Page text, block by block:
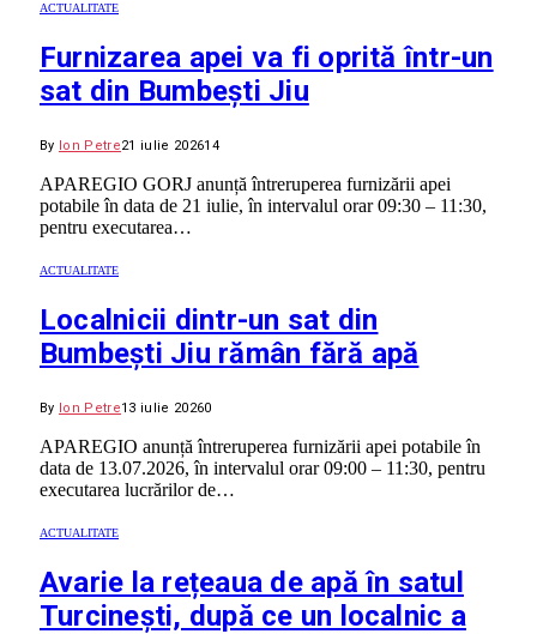
ACTUALITATE
Furnizarea apei va fi oprită într-un
sat din Bumbești Jiu
By Ion Petre21 iulie 202614
APAREGIO GORJ anunță întreruperea furnizării apei
potabile în data de 21 iulie, în intervalul orar 09:30 – 11:30,
pentru executarea…
ACTUALITATE
Localnicii dintr-un sat din
Bumbești Jiu rămân fără apă
By Ion Petre13 iulie 20260
APAREGIO anunță întreruperea furnizării apei potabile în
data de 13.07.2026, în intervalul orar 09:00 – 11:30, pentru
executarea lucrărilor de…
ACTUALITATE
Avarie la rețeaua de apă în satul
Turcinești, după ce un localnic a